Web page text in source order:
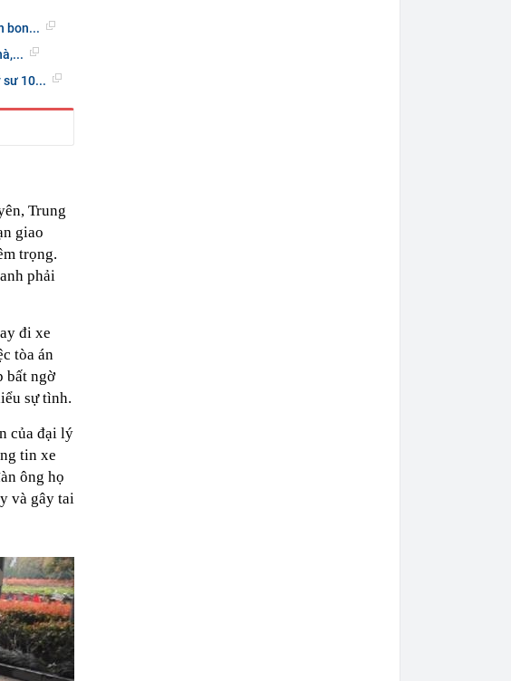
bon...
sư 10...
Trung
giao
trọng.
phải
đi xe
tòa án
bất ngờ
sự tình.
của đại lý
tin xe
ông họ
và gây tai